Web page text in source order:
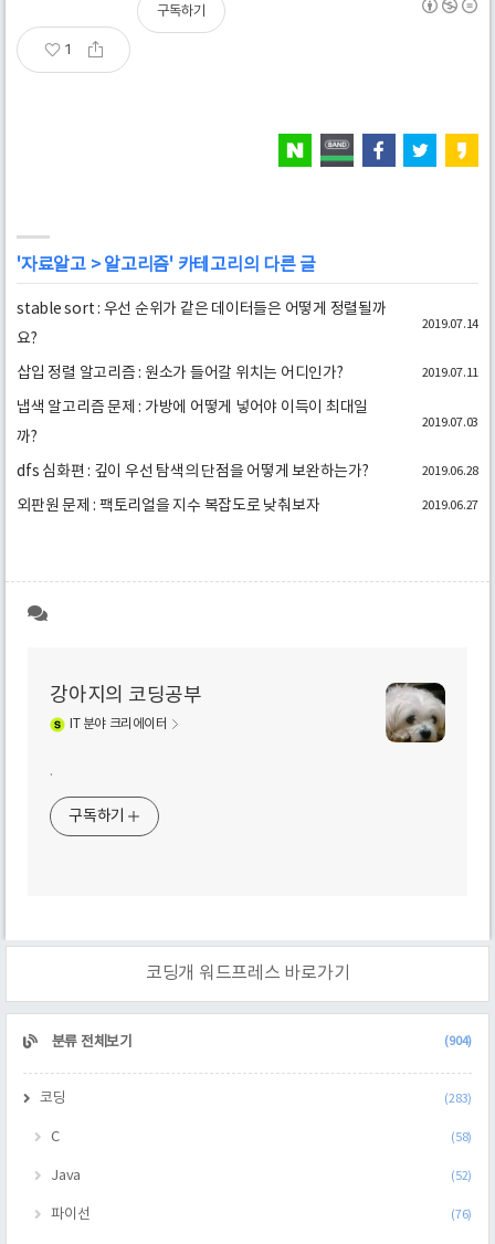
1
구독하기
'자료알고>알고리즘' 카테고리의 다른 글
stable sort : 우선 순위가 같은 데이터들은 어떻게 정렬될까
요?
2019.07.14
삽입 정렬 알고리즘 : 원소가 들어갈 위치는 어디인가? 2019.07.11
냅색 알고리즘 문제 : 가방에 어떻게 넣어야 이득이 최대일
까?
2019.07.03
dfs 심화편 : 깊이 우선 탐색의 단점을 어떻게 보완하는가? 2019.06.28
외판원 문제 : 팩토리얼을 지수 복잡도로 낮춰보자 2019.06.27
강아지의 코딩공부
IT분야 크리에이터
.
구독하기
코딩개 워드프레스 바로가기
CATEGORY
분류 전체보기 (904)
코딩 (283)
C (58)
Java (52)
파이선 (76)